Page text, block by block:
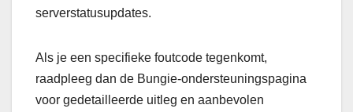
serverstatusupdates.
Als je een specifieke foutcode tegenkomt,
raadpleeg dan de Bungie-ondersteuningspagina
voor gedetailleerde uitleg en aanbevolen